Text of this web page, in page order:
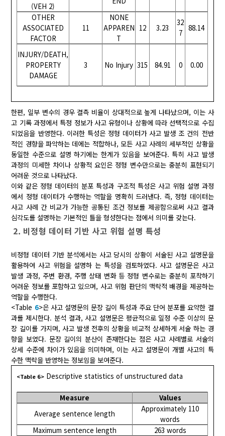
(VEH 2)
OTHER
ASSOCIATED
FACTOR
11
NONE
APPAREN
T
12 3.23
32
7
88.14
INJURY/DEATH,
PROPERTY
DAMAGE
3 No Injury 315 84.91 0 0.00
한편, 일부 변수의 경우 결측 비율이 상대적으로 높게 나타났으며, 이는 사
고 기록 과정에서 특정 정보가 사고 유형이나 상황에 따라 선택적으로 수집
되었음을 반영한다. 이러한 특성은 정형 데이터가 사고 발생 조 건의 전반
적인 경향을 파악하는 데에는 적합하나, 모든 사고 사례의 세부적인 상황을
동일한 수준으로 설명 하기에는 한계가 있음을 보여준다. 특히 사고 발생
과정의 미세한 차이나 상황적 요인은 정형 변수만으로는 충분히 표현되기
어려운 것으로 나타났다.
이와 같은 정형 데이터의 분포 특성과 구조적 특성은 사고 위험 설명 과정
에서 정형 데이터가 수행하는 역할을 명확히 드러낸다. 즉, 정형 데이터는
사고 사례 간 비교가 가능한 공통된 조건 정보를 제공함으로써 사고 결과
심각도를 설명하는 기본적인 틀을 형성한다는 점에서 의미를 갖는다.
2. 비정형 데이터 기반 사고 위험 설명 특성
비정형 데이터 기반 분석에서는 사고 당시의 상황이 서술된 사고 설명문을
활용하여 사고 위험을 설명하 는 특성을 검토하였다. 사고 설명문은 사고
발생 과정, 주변 환경, 주행 상태 변화 등 정형 변수로는 충분히 포착하기
어려운 정보를 포함하고 있으며, 사고 위험 판단의 맥락적 배경을 제공하는
역할을 수행한다.
<Table 6>은 사고 설명문의 문장 길이 특성과 주요 단어 분포를 요약한 결
과를 제시한다. 분석 결과, 사고 설명문은 평균적으로 일정 수준 이상의 문
장 길이를 가지며, 사고 발생 전후의 상황을 비교적 상세하게 서술 하는 경
향을 보였다. 문장 길이의 분산이 존재한다는 점은 사고 사례별로 서술의
상세 수준에 차이가 있음을 의미하며, 이는 사고 설명문이 개별 사고의 특
수한 맥락을 반영하는 정보임을 보여준다.
<Table 6> Descriptive statistics of unstructured data
Measure
Values
Average sentence length
Approximately 110
words
Maximum sentence length
263 words